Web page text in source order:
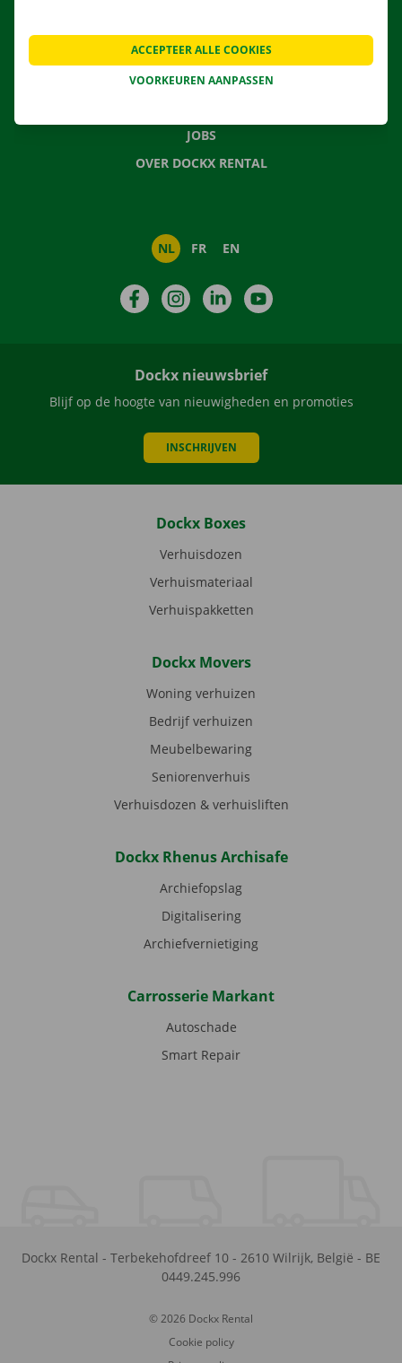
VEELGESTELDE VRAGEN
NIEUWS
JOBS
OVER DOCKX RENTAL
NL FR EN
FacebookInstagramLinkedIn
Dockx nieuwsbrief
Blijf op de hoogte van nieuwigheden en promoties
INSCHRIJVEN
Dockx Boxes
Verhuisdozen
Verhuismateriaal
Verhuispakketten
Dockx Movers
Woning verhuizen
Bedrijf verhuizen
Meubelbewaring
Seniorenverhuis
Verhuisdozen & verhuisliften
Dockx Rhenus Archisafe
Archiefopslag
Digitalisering
Archiefvernietiging
Carrosserie Markant
Autoschade
Smart Repair
Dockx Rental - Terbekehofdreef 10 - 2610 Wilrijk, België - BE
0449.245.996
© 2026 Dockx Rental
Cookie policy
VOORKEUREN AANPASSEN
ACCEPTEER ALLE COOKIES